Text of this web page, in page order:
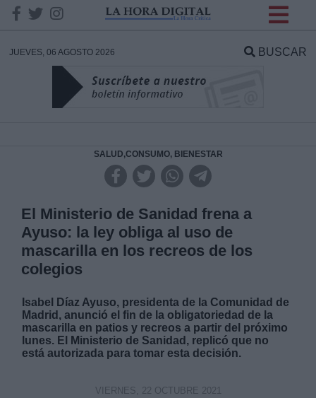
JUEVES, 06 AGOSTO 2026 BUSCAR
SALUD,CONSUMO, BIENESTAR
El Ministerio de Sanidad frena a
Ayuso: la ley obliga al uso de
mascarilla en los recreos de los
colegios
Isabel Díaz Ayuso, presidenta de la Comunidad de
Madrid, anunció el fin de la obligatoriedad de la
mascarilla en patios y recreos a partir del próximo
lunes. El Ministerio de Sanidad, replicó que no
está autorizada para tomar esta decisión.
VIERNES, 22 OCTUBRE 2021
DATOS
Responsable:
Legitimación: